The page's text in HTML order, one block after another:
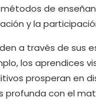
de
y la
a través de sus
los aprendices
prosperan en
profunda con el